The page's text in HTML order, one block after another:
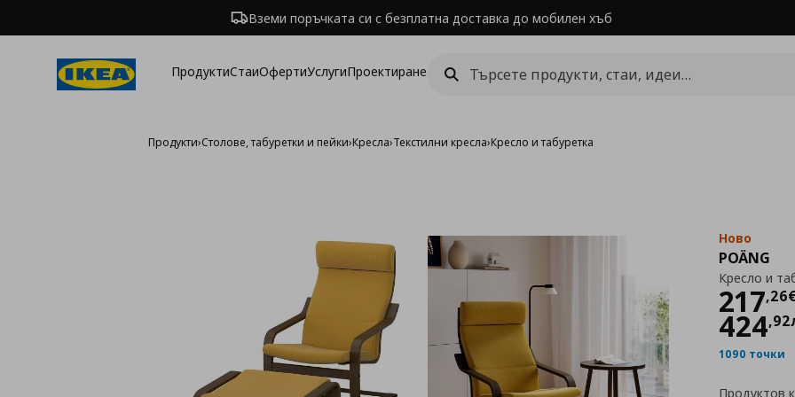
Вземи поръчката си с безплатна доставка до мобилен хъб
ПродуктиСтаиОфертиУслугиПроектиране
Продукти›Столове, табуретки и пейки›Кресла›Текстилни кресла›Кресло и табуретка
Ново
POÄNG
Кресло и
217,26
424,92
1090 точки
Продуктов